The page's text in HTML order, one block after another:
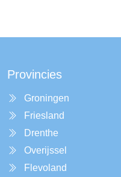
Provincies
Groningen
Friesland
Drenthe
Overijssel
Flevoland